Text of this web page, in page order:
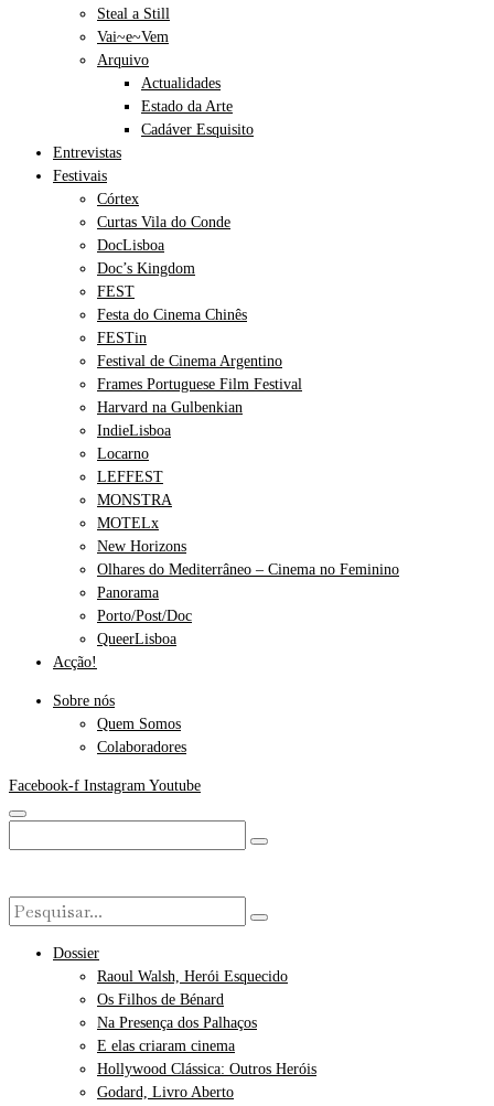
Steal a Still
Vai~e~Vem
Arquivo
Actualidades
Estado da Arte
Cadáver Esquisito
Entrevistas
Festivais
Córtex
Curtas Vila do Conde
DocLisboa
Doc’s Kingdom
FEST
Festa do Cinema Chinês
FESTin
Festival de Cinema Argentino
Frames Portuguese Film Festival
Harvard na Gulbenkian
IndieLisboa
Locarno
LEFFEST
MONSTRA
MOTELx
New Horizons
Olhares do Mediterrâneo – Cinema no Feminino
Panorama
Porto/Post/Doc
QueerLisboa
Acção!
Sobre nós
Quem Somos
Colaboradores
Facebook-f Instagram Youtube
Dossier
Raoul Walsh, Herói Esquecido
Os Filhos de Bénard
Na Presença dos Palhaços
E elas criaram cinema
Hollywood Clássica: Outros Heróis
Godard, Livro Aberto